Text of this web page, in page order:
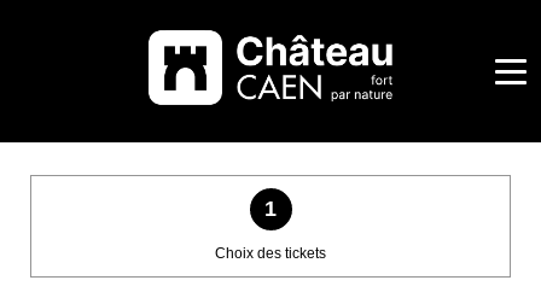
étapes
de
votre
1
Choix des ticketsChoix
des